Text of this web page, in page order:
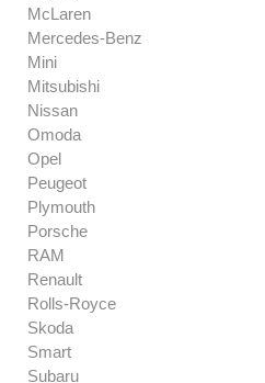
McLaren
Mercedes-Benz
Mini
Mitsubishi
Nissan
Omoda
Opel
Peugeot
Plymouth
Porsche
RAM
Renault
Rolls-Royce
Skoda
Smart
Subaru